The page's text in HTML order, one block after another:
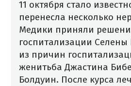
11 октября стало
перенесла несколько
Медики приняли
госпитализации Селены
из причин
женитьба Джастина
Болдуин. После курса